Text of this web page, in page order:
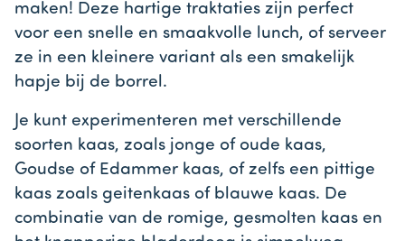
maken! Deze hartige traktaties zijn perfect
voor een snelle en smaakvolle lunch, of serveer
ze in een kleinere variant als een smakelijk
hapje bij de borrel.
Je kunt experimenteren met verschillende
soorten kaas, zoals jonge of oude kaas,
Goudse of Edammer kaas, of zelfs een pittige
kaas zoals geitenkaas of blauwe kaas. De
combinatie van de romige, gesmolten kaas en